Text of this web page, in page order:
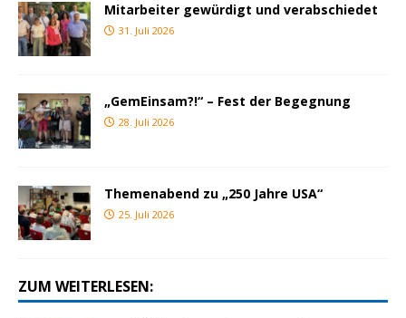
Mitarbeiter gewürdigt und verabschiedet
31. Juli 2026
„GemEinsam?!“ – Fest der Begegnung
28. Juli 2026
Themenabend zu „250 Jahre USA“
25. Juli 2026
ZUM WEITERLESEN: